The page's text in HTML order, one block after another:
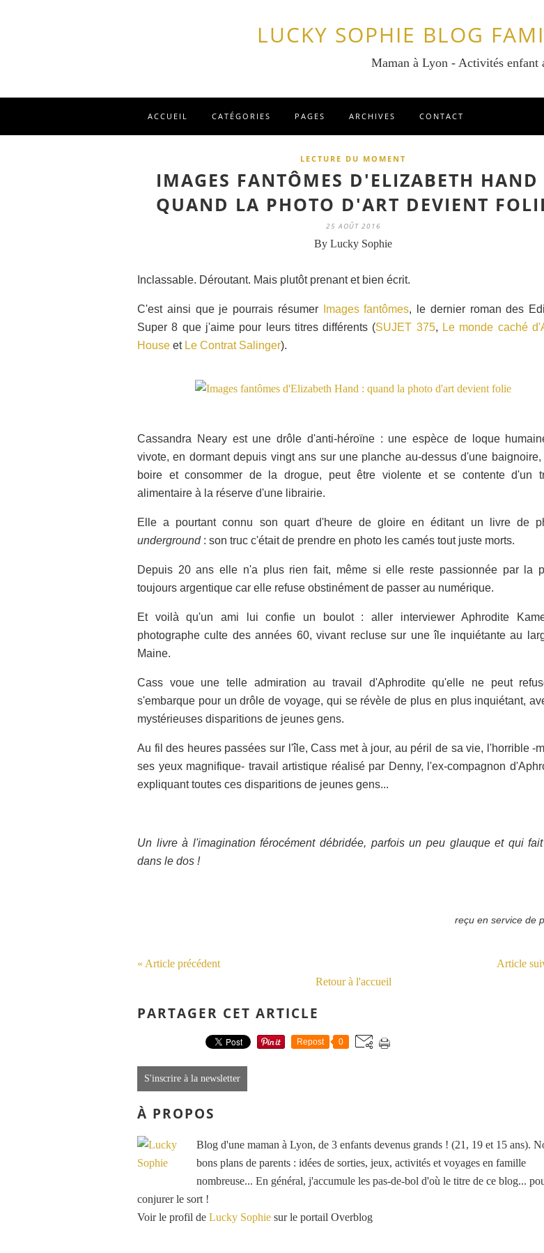
LUCKY SOPHIE BLOG
Maman à Lyon - Activités enfant
ACCUEIL CATÉGORIES PAGES ARCHIVES CONTACT
LECTURE DU MOMENT
IMAGES FANTÔMES D'ELIZABETH HAND
QUAND LA PHOTO D'ART DEVIENT
25 AOÛT 2016
By Lucky Sophie
Inclassable. Déroutant. Mais plutôt prenant et bien écrit.
C'est ainsi que je pourrais résumer Images fantômes, le dernier roman des
Super 8 que j'aime pour leurs titres différents (SUJET 375, Le monde caché
House et Le Contrat Salinger).
Cassandra Neary est une drôle d'anti-héroïne : une espèce de loque
vivote, en dormant depuis vingt ans sur une planche au-dessus d'une baignoire,
boire et consommer de la drogue, peut être violente et se contente d'un
alimentaire à la réserve d'une librairie.
Elle a pourtant connu son quart d'heure de gloire en éditant un livre de
underground: son truc c'était de prendre en photo les camés tout juste morts.
Depuis 20 ans elle n'a plus rien fait, même si elle reste passionnée par la
toujours argentique car elle refuse obstinément de passer au numérique.
Et voilà qu'un ami lui confie un boulot : aller interviewer Aphrodite
photographe culte des années 60, vivant recluse sur une île inquiétante au
Maine.
Cass voue une telle admiration au travail d'Aphrodite qu'elle ne peut
s'embarque pour un drôle de voyage, qui se révèle de plus en plus inquiétant,
mystérieuses disparitions de jeunes gens.
Au fil des heures passées sur l'île, Cass met à jour, au péril de sa vie, l'horrible -
ses yeux magnifique- travail artistique réalisé par Denny, l'ex-compagnon
expliquant toutes ces disparitions de jeunes gens...
Un livre à l'imagination férocément débridée, parfois un peu glauque et qui
dans le dos !
reçu en service de
« Article précédent
Article
Retour à l'accueil
PARTAGER CET ARTICLE
Repost 0
S'inscrire à la newsletter
À PROPOS
Blog d'une maman à Lyon, de 3 enfants devenus grands ! (21, 19 et 15 ans).
bons plans de parents : idées de sorties, jeux, activités et voyages en famille
nombreuse... En général, j'accumule les pas-de-bol d'où le titre de ce blog...
conjurer le sort !
Voir le profil de Lucky Sophie sur le portail Overblog